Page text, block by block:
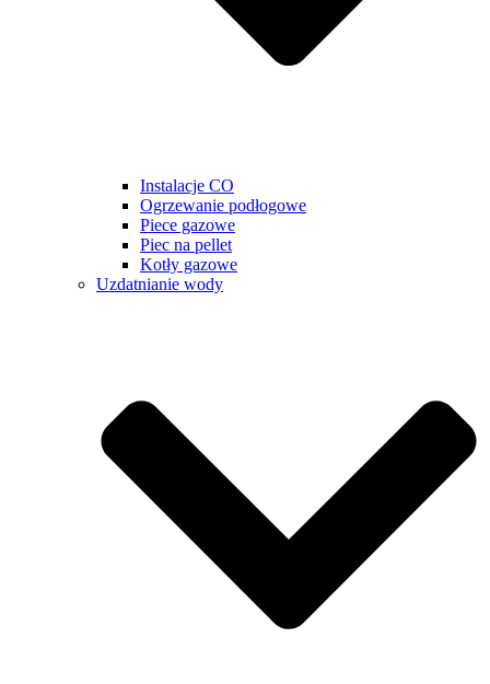
Instalacje CO
Ogrzewanie podłogowe
Piece gazowe
Piec na pellet
Kotły gazowe
Uzdatnianie wody